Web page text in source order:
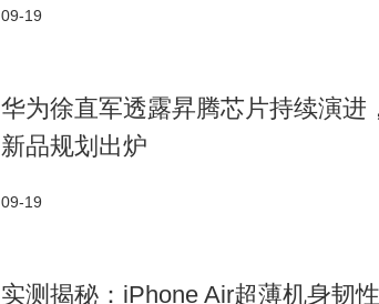
09-19
华为徐直军透露昇腾芯片持续演进
新品规划出炉
09-19
实测揭秘：iPhone Air超薄机身韧